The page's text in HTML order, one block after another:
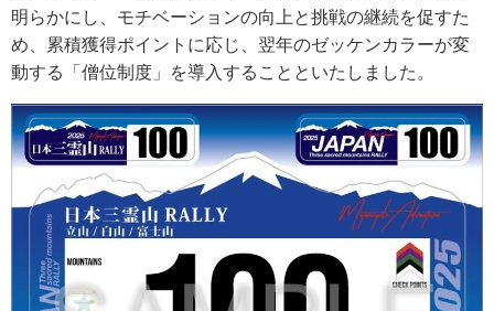
明らかにし、モチベーションの向上と挑戦の継続を促すた
め、累積獲得ポイントに応じ、翌年のゼッケンカラーが変
動する「僧位制度」を導入することといたしました。